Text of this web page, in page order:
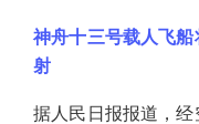
神舟十三号载人飞船
射
据人民日报报道，